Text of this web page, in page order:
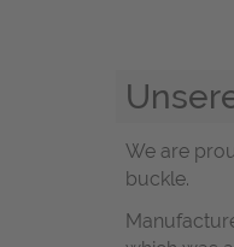
We are
buckle.